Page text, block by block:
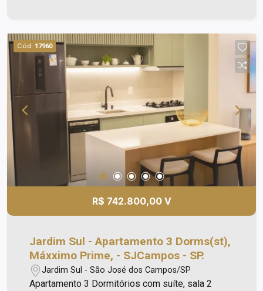
supermercado Barbosa, lotérica, farmácia,
padaria, fácil acesso ao anel viário e dutra.
Agende sua visita ao apartamento decorado
Cód. 17960
R$ 742.800,00 V
Jardim Sul - Apartamento 3 Dorms(st),
Máxximo Prime, - SJCampos - SP.
Jardim Sul - São José dos Campos/SP
Apartamento 3 Dormitórios com suíte, sala 2